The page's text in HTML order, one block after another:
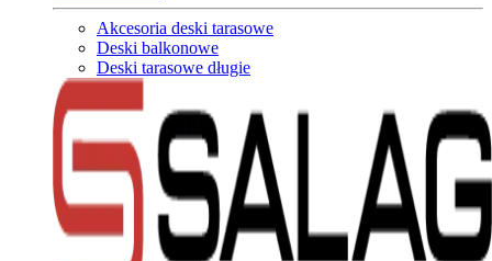
Akcesoria deski tarasowe
Deski balkonowe
Deski tarasowe długie